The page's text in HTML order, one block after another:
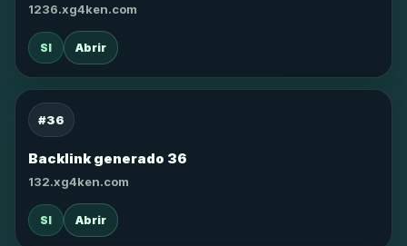
1236.xg4ken.com
SI Abrir
#36
Backlink generado 36
132.xg4ken.com
SI Abrir